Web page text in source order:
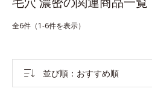
全6件（1-6件を表示）
並び順 おすすめ順